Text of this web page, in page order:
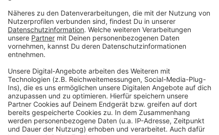
Info Land NRW: Boosterimpfung für 12-17-jährige
Alle Impf- und Teststellen in Düsseldorf
Anzeige
Anzeige